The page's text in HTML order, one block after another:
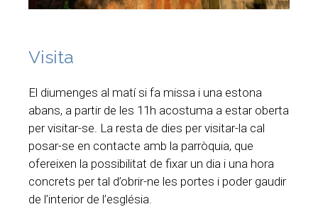
Visita
El diumenges al matí si fa missa i una estona
abans, a partir de les 11h acostuma a estar oberta
per visitar-se. La resta de dies per visitar-la cal
posar-se en contacte amb la parròquia, que
ofereixen la possibilitat de fixar un dia i una hora
concrets per tal d’obrir-ne les portes i poder gaudir
de l’interior de l’església.